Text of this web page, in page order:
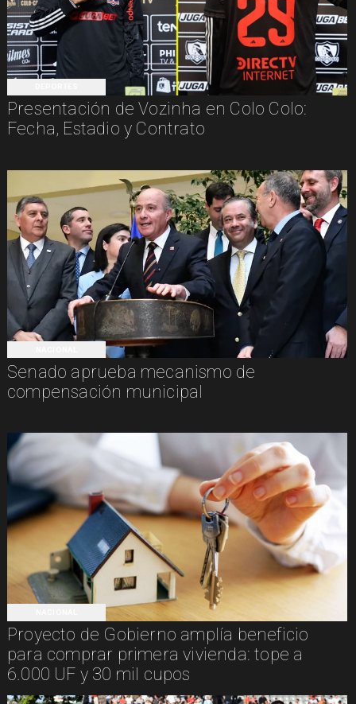
Presentación de Vozinha en Colo Colo:
Fecha, Estadio y Contrato
Senado aprueba mecanismo de
compensación municipal
Proyecto de Gobierno amplía beneficio
para comprar primera vivienda: tope a
6.000 UF y 30 mil cupos